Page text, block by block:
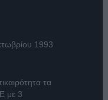
1993
τα
με 3